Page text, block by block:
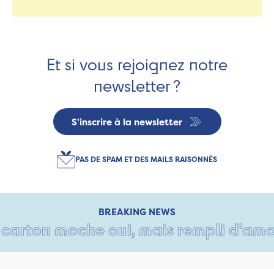
Et si vous rejoignez notre
newsletter ?
S'inscrire à la newsletter
PAS DE SPAM ET DES MAILS RAISONNÉS
BREAKING NEWS
moche oui, mais rempli d'amour